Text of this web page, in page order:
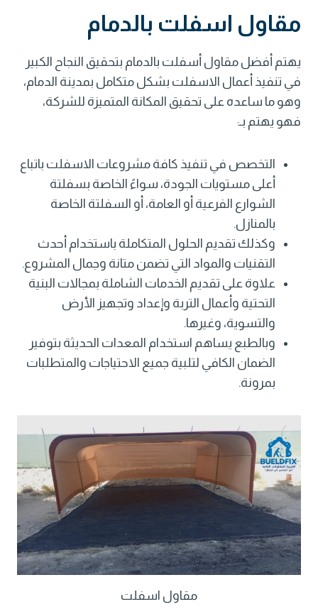
مقاول اسفلت بالدمام
يهتم أفضل مقاول أسفلت بالدمام بتحقيق النجاح الكبير
في تنفيذ أعمال الاسفلت بشكل متكامل بمدينة الدمام،
وهو ما ساعده على تحقيق المكانة المتميزة للشركة،
فهو يهتم بـ:
التخصص في تنفيذ كافة مشروعات الاسفلت باتباع
أعلى مستويات الجودة، سواءً الخاصة بسفلتة
الشوارع الفرعية أو العامة، أو السفلتة الخاصة
بالمنازل.
وكذلك تقديم الحلول المتكاملة باستخدام أحدث
التقنيات والمواد التي تضمن متانة وجمال المشروع.
علاوة على تقديم الخدمات الشاملة بمجالات البنية
التحتية وأعمال التربة وإعداد وتجهيز الأرض
والتسوية، وغيرها.
وبالطبع يساهم استخدام المعدات الحديثة بتوفير
الضمان الكافي لتلبية جميع الاحتياجات والمتطلبات
بمرونة.
مقاول اسفلت